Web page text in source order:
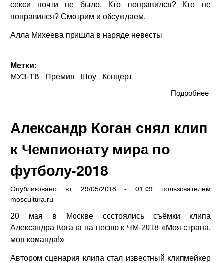
секси почти не было. Кто понравился? Кто не
понравился? Смотрим и обсуждаем.
Алла Михеева пришла в наряде невесты
Метки:
МУЗ-ТВ Премия Шоу
Концерт
Подробнее
Александр Коган снял клип
к Чемпионату мира по
футболу-2018
Опубликовано вт, 29/05/2018 - 01:09 пользователем
moscultura.ru
20 мая в Москве состоялись съёмки клипа
Александра Когана на песню к ЧМ-2018 «Моя страна,
моя команда!»
Автором сценария клипа стал известный клипмейкер